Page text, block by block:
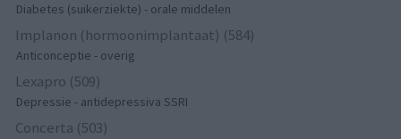
Diabetes (suikerziekte) - orale middelen
Implanon (hormoonimplantaat) (584)
Anticonceptie - overig
Lexapro (509)
Depressie - antidepressiva SSRI
Concerta (503)